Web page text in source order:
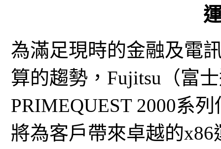
為滿足現時的金融及電
算的趨勢，Fujitsu（富
PRIMEQUEST 2000系
將為客戶帶來卓越的